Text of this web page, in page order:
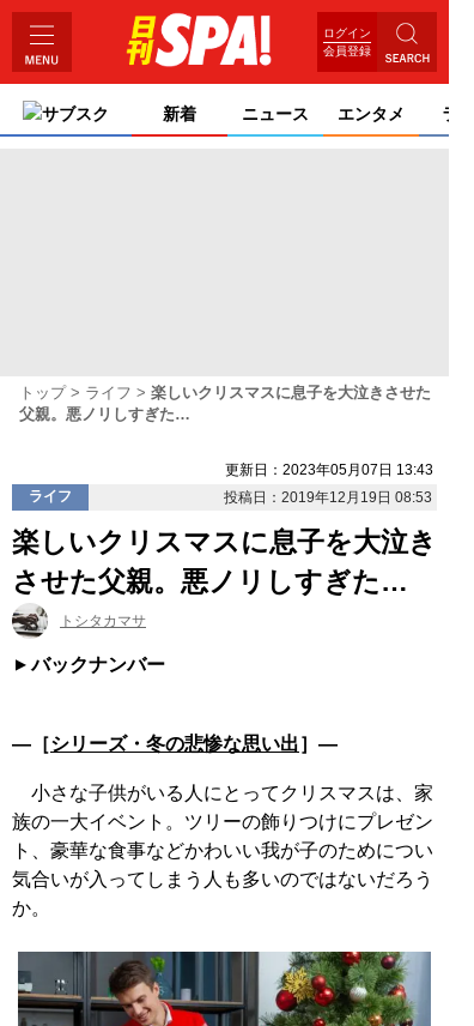
ログイン
会員登録
サブスク 新着 ニュース エンタメ ライ
トップ ライフ
楽しいクリスマスに息子を大泣きさせた
父親。悪ノリしすぎた…
更新日：2023年05月07日 13:43
ライフ
投稿日：2019年12月19日 08:53
楽しいクリスマスに息子を大泣き
させた父親。悪ノリしすぎた…
トシタカマサ
バックナンバー
―［シリーズ・冬の悲惨な思い出］―
小さな子供がいる人にとってクリスマスは、家
族の一大イベント。ツリーの飾りつけにプレゼン
ト、豪華な食事などかわいい我が子のためについ
気合いが入ってしまう人も多いのではないだろう
か。